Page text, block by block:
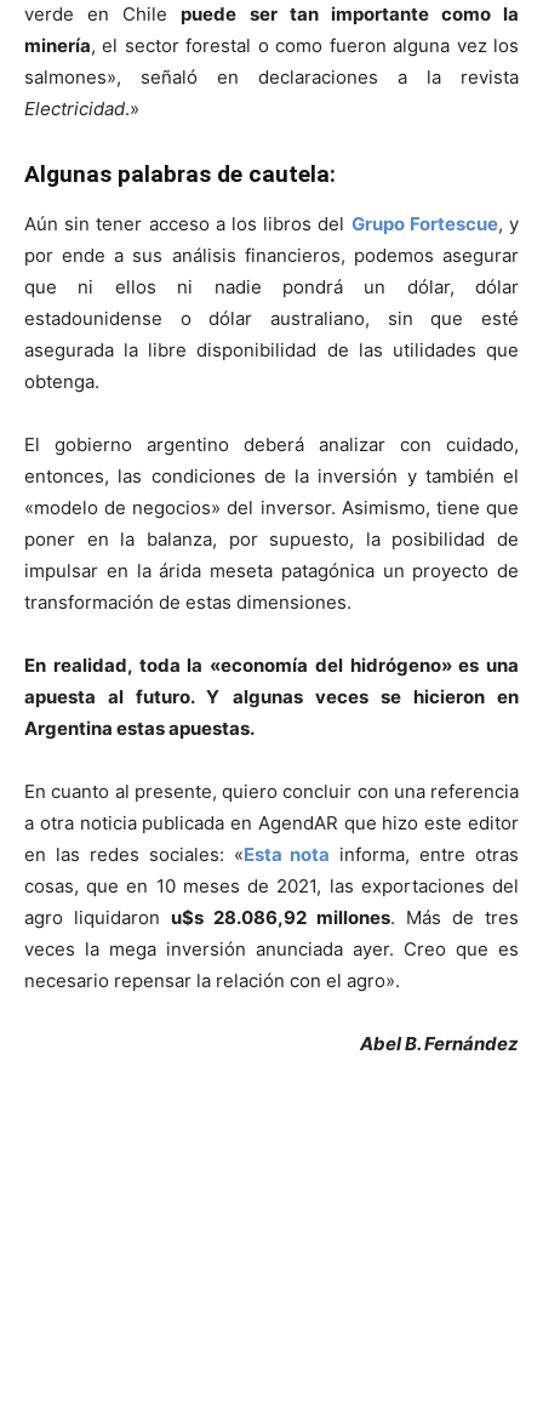
verde en Chilepuede ser tan importante como la
minería, el sector forestal o como fueron alguna vez los
salmones», señaló en declaraciones a la revista
Electricidad.»
Algunas palabras de cautela:
Aún sin tener acceso a los libros del Grupo Fortescue, y
por ende a sus análisis financieros, podemos asegurar
que ni ellos ni nadie pondrá un dólar, dólar
estadounidense o dólar australiano, sin que esté
asegurada la libre disponibilidad de las utilidades que
obtenga.
El gobierno argentino deberá analizar con cuidado,
entonces, las condiciones de la inversión y también el
«modelo de negocios» del inversor. Asimismo, tiene que
poner en la balanza, por supuesto, la posibilidad de
impulsar en la árida meseta patagónica un proyecto de
transformación de estas dimensiones.
En realidad, toda la «economía del hidrógeno» es una
apuesta al futuro. Y algunas veces se hicieron en
Argentina estas apuestas.
En cuanto al presente, quiero concluir con una referencia
a otra noticia publicada en AgendAR que hizo este editor
en las redes sociales: «Esta nota informa, entre otras
cosas, que en 10 meses de 2021, las exportaciones del
agro liquidaron u$s 28.086,92 millones. Más de tres
veces la mega inversión anunciada ayer. Creo que es
necesario repensar la relación con el agro».
Abel B. Fernández